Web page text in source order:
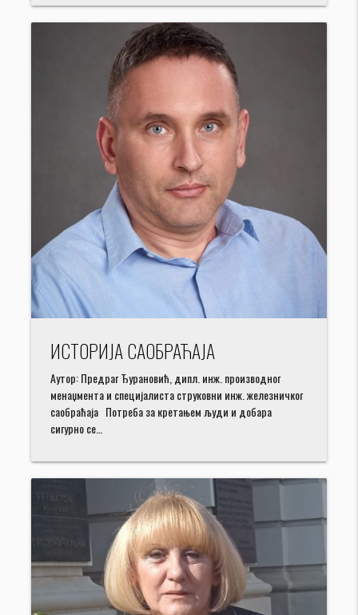
ИСТОРИЈА САОБРАЋАЈА
Аутор: Предраг Ђурановић, дипл. инж. производног
менаџмента и специјалиста струковни инж. железничког
саобраћаја Потреба за кретањем људи и добара
сигурно се…